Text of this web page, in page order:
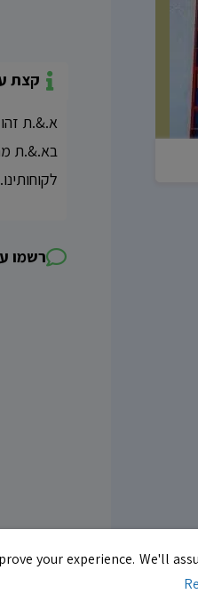
קצת
א.&.ת
בא.&.ת
לקוחותינו.
רשמו
your experience. We'll